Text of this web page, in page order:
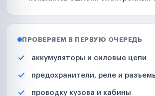
ПРОВЕРЯЕМ В ПЕРВУЮ ОЧЕРЕДЬ
аккумуляторы и силовые цепи
предохранители, реле и
проводку кузова и кабины